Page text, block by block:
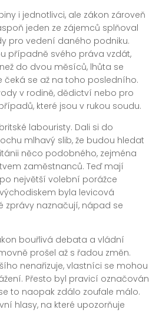
i jednotlivci, ale zákon zároveň
jeden ze zájemců splňoval
pro vedení daného podniku.
případně svého práva vzdát,
do dvou měsíců, lhůta se
čeká se až na toho posledního.
v rodině, dědictví nebo pro
které jsou v rukou soudu.
labouristy. Dali si do
mlhavý slib, že budou hledat
něco podobného, zejména
zaměstnanců. Teď mají
největší volební porážce
byla levicová
zprávy naznačují, nápad se
bouřlivá debata a vládní
prošel až s řadou změn.
nenařizuje, vlastníci se mohou
Přesto byl pravicí označován
to naopak zdálo zoufale málo.
hlasy, na které upozorňuje